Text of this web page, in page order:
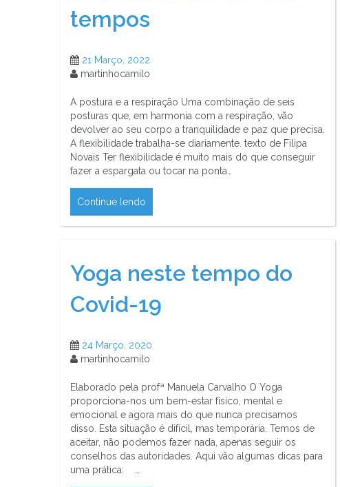
tempos
21 Março, 2022
martinhocamilo
A postura e a respiração Uma combinação de seis
posturas que, em harmonia com a respiração, vão
devolver ao seu corpo a tranquilidade e paz que precisa.
A flexibilidade trabalha-se diariamente. texto de Filipa
Novais Ter flexibilidade é muito mais do que conseguir
fazer a espargata ou tocar na ponta…
Continue lendo
Yoga neste tempo do
Covid-19
24 Março, 2020
martinhocamilo
Elaborado pela profª Manuela Carvalho O Yoga
proporciona-nos um bem-estar físico, mental e
emocional e agora mais do que nunca precisamos
disso. Esta situação é difícil, mas temporária. Temos de
aceitar, não podemos fazer nada, apenas seguir os
conselhos das autoridades. Aqui vão algumas dicas para
uma prática: …